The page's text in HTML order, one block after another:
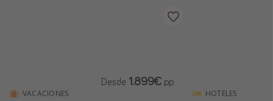
VACACIONES
Desde 1.899€ pp
HOTELES